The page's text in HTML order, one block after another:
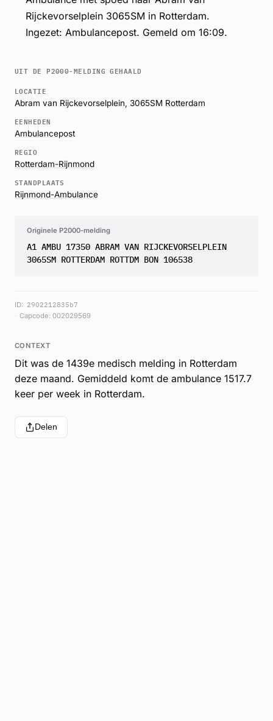
Rijckevorselplein 3065SM in Rotterdam.
Ingezet: Ambulancepost. Gemeld om 16:09.
UIT DE P2000-MELDING GEHAALD
LOCATIE
Abram van Rijckevorselplein, 3065SM Rotterdam
EENHEDEN
Ambulancepost
REGIO
Rotterdam-Rijnmond
STANDPLAATS
Rijnmond-Ambulance
Originele P2000-melding
A1 AMBU 17350 ABRAM VAN RIJCKEVORSELPLEIN
3065SM ROTTERDAM ROTTDM BON 106538
ID: 2902212835b7
Capcode: 002029569
CONTEXT
Dit was de 1439e medisch melding in Rotterdam
deze maand. Gemiddeld komt de ambulance 1517.7
keer per week in Rotterdam.
Delen